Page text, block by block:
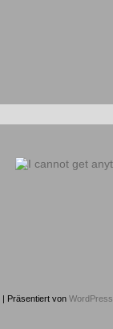
| Präsentiert von WordPress